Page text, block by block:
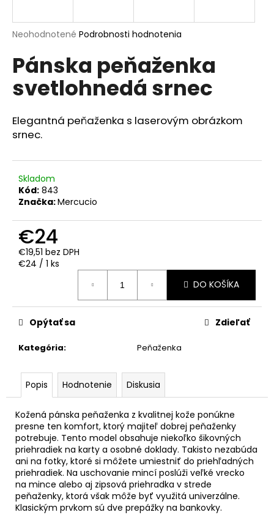
Priemerné
produktu
je
z
hviezdičiek.
Neohodnotené Podrobnosti hodnotenia
Pánska peňaženka
svetlohnedá srnec
Elegantná peňaženka s laserovým obrázkom
srnec.
Skladom
Kód: 843
Značka:Mercucio
€24
€19,51 bez DPH
Jednotková
€24 / 1 ks
DO KOŠÍKA
Kategória: Peňaženka
Opýtať sa Zdieľať
Popis Hodnotenie Diskusia
Kožená pánska peňaženka z kvalitnej kože ponúkne
presne ten komfort, ktorý majiteľ dobrej peňaženky
potrebuje. Tento model obsahuje niekoľko šikovných
priehradiek na karty a osobné doklady. Takisto nezabúda
ani na fotky, ktoré si môžete umiestniť do priehľadných
priehradiek. Na uschovanie mincí poslúži veľké vrecko
na mince alebo aj zipsová priehradka v strede
peňaženky, ktorá však môže byť využitá univerzálne.
Klasickým prvkom sú dve prepážky na bankovky.
j
ť
?
O
d
p
o
ú
m
e
FALCON
2.0
€2
124
Pôvodne:
€2
360